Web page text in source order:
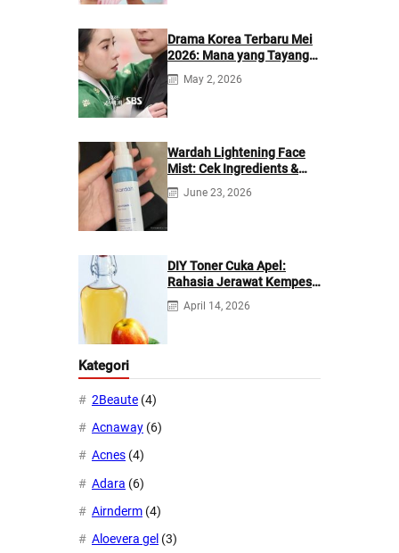
Drama Korea Terbaru Mei
2026: Mana yang Tayang
di Netflix?
May 2, 2026
Wardah Lightening Face
Mist: Cek Ingredients &
Manfaatnya
June 23, 2026
DIY Toner Cuka Apel:
Rahasia Jerawat Kempes
dalam 2 Hari!
April 14, 2026
Kategori
2Beaute (4)
Acnaway (6)
Acnes (4)
Adara (6)
Airnderm (4)
Aloevera gel (3)